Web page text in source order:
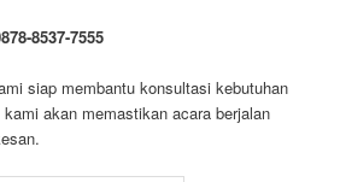
8537-7555
siap membantu konsultasi kebutuhan
akan memastikan acara berjalan